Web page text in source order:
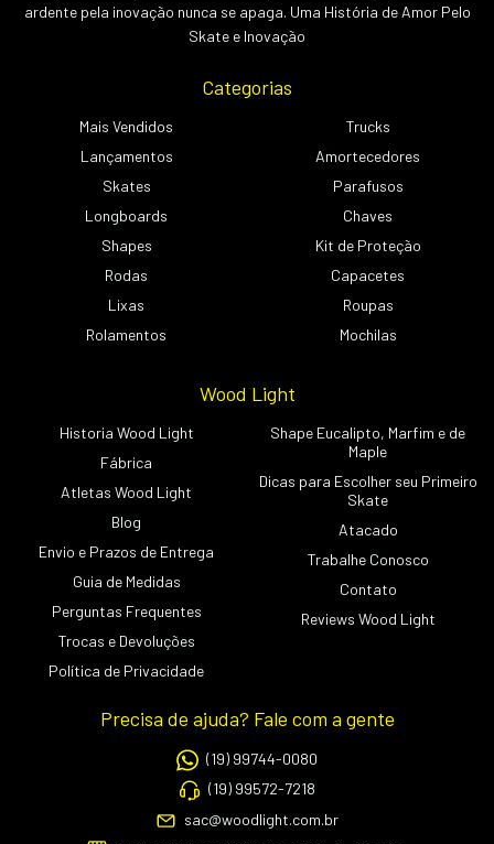
ardente pela inovação nunca se apaga. Uma História de Amor Pelo
Skate e Inovação
Categorias
Mais Vendidos
Lançamentos
Skates
Longboards
Shapes
Rodas
Lixas
Rolamentos
Trucks
Amortecedores
Parafusos
Chaves
Kit de Proteção
Capacetes
Roupas
Mochilas
Wood Light
Historia Wood Light
Fábrica
Atletas Wood Light
Blog
Envio e Prazos de Entrega
Guia de Medidas
Perguntas Frequentes
Trocas e Devoluções
Política de Privacidade
Shape Eucalipto, Marfim e de
Maple
Dicas para Escolher seu Primeiro
Skate
Atacado
Trabalhe Conosco
Contato
Reviews Wood Light
Precisa de ajuda? Fale com a gente
(19) 99744-0080
(19) 99572-7218
sac@woodlight.com.br